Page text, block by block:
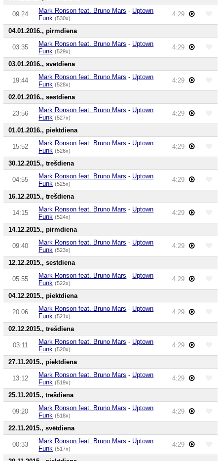
09:24 Mark Ronson feat. Bruno Mars - Uptown
Funk (530x)
4:29
04.01.2016., pirmdiena
03:35 Mark Ronson feat. Bruno Mars - Uptown
Funk (529x)
4:29
03.01.2016., svētdiena
19:44 Mark Ronson feat. Bruno Mars - Uptown
Funk (528x)
4:29
02.01.2016., sestdiena
23:56 Mark Ronson feat. Bruno Mars - Uptown
Funk (527x)
4:29
01.01.2016., piektdiena
15:52 Mark Ronson feat. Bruno Mars - Uptown
Funk (526x)
4:29
30.12.2015., trešdiena
04:55 Mark Ronson feat. Bruno Mars - Uptown
Funk (525x)
4:29
16.12.2015., trešdiena
14:15 Mark Ronson feat. Bruno Mars - Uptown
Funk (524x)
4:29
14.12.2015., pirmdiena
09:40 Mark Ronson feat. Bruno Mars - Uptown
Funk (523x)
4:29
12.12.2015., sestdiena
05:55 Mark Ronson feat. Bruno Mars - Uptown
Funk (522x)
4:29
04.12.2015., piektdiena
20:06 Mark Ronson feat. Bruno Mars - Uptown
Funk (521x)
4:29
02.12.2015., trešdiena
03:11 Mark Ronson feat. Bruno Mars - Uptown
Funk (520x)
4:29
27.11.2015., piektdiena
13:12 Mark Ronson feat. Bruno Mars - Uptown
Funk (519x)
4:29
25.11.2015., trešdiena
09:20 Mark Ronson feat. Bruno Mars - Uptown
Funk (518x)
4:29
22.11.2015., svētdiena
00:33 Mark Ronson feat. Bruno Mars - Uptown
Funk (517x)
4:29